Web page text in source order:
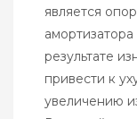
является
результате
привести к
увеличению